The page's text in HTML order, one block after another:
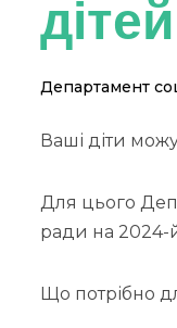
Департамент
Ваші діти
Для цього
ради на 2024-
Що потрібно